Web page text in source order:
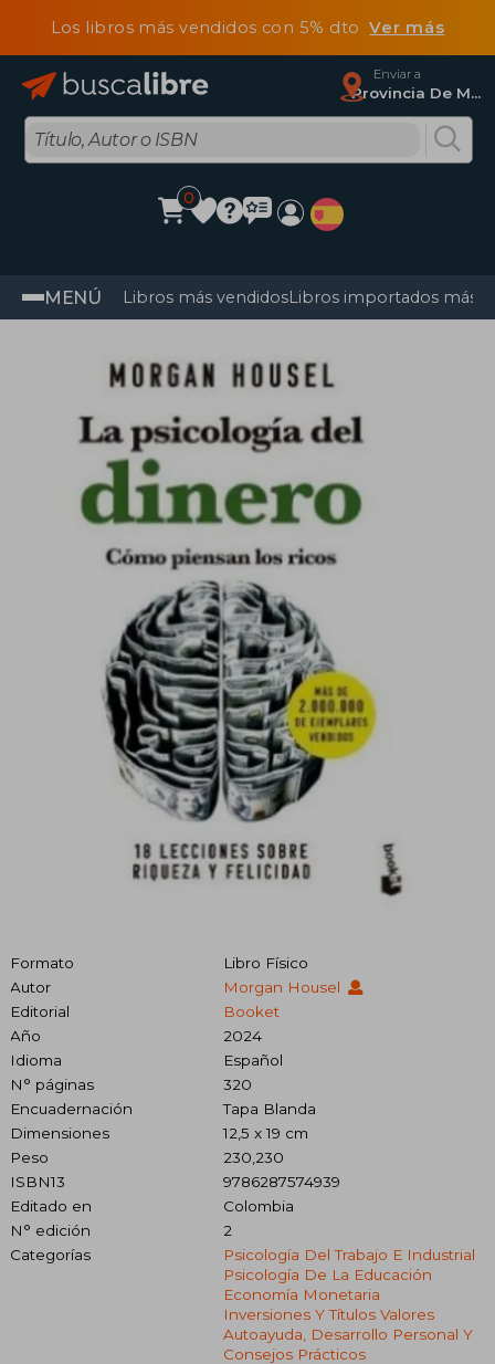
Los libros más vendidos con 5% dtoVer más
Enviar a
Provincia De Madrid
0
MENÚ Libros más vendidosLibros importados más
Formato
Libro Físico
Autor
Morgan Housel
Editorial
Booket
Año
2024
Idioma
Español
N° páginas
320
Encuadernación
Tapa Blanda
Dimensiones
12,5 x 19 cm
Peso
230,230
ISBN13
9786287574939
Editado en
Colombia
N° edición
2
Categorías
Psicología Del Trabajo E Industrial
Psicología De La Educación
Economía Monetaria
Inversiones Y Títulos Valores
Autoayuda, Desarrollo Personal Y
Consejos Prácticos